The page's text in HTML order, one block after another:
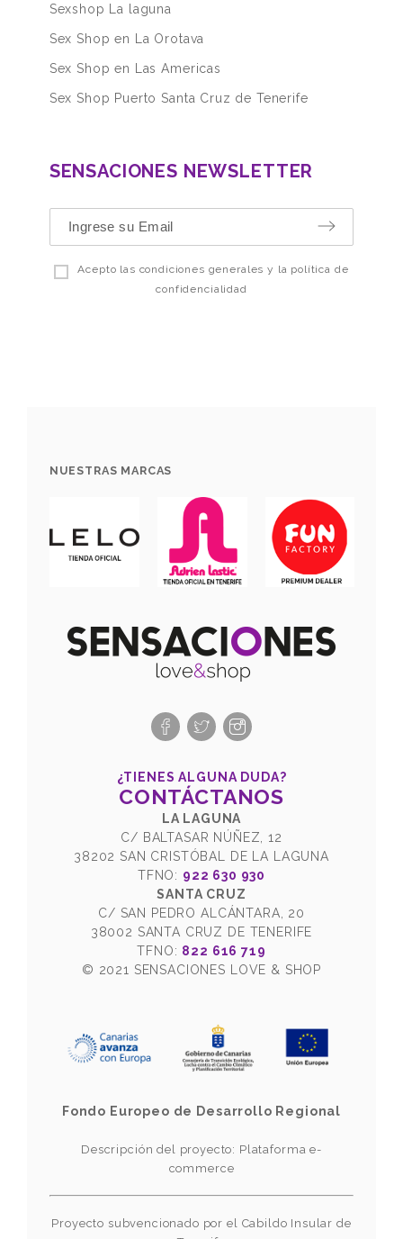
Sexshop La laguna
Sex Shop en La Orotava
Sex Shop en Las Americas
Sex Shop Puerto Santa Cruz de Tenerife
SENSACIONES NEWSLETTER
Acepto las condiciones generales y la política de
confidencialidad
NUESTRAS MARCAS
¿TIENES ALGUNA DUDA?
CONTÁCTANOS
LA LAGUNA
C/ BALTASAR NÚÑEZ, 12
38202 SAN CRISTÓBAL DE LA LAGUNA
TFNO: 922 630 930
SANTA CRUZ
C/ SAN PEDRO ALCÁNTARA, 20
38002 SANTA CRUZ DE TENERIFE
TFNO: 822 616 719
© 2021 SENSACIONES LOVE & SHOP
Fondo Europeo de Desarrollo Regional
Descripción del proyecto: Plataforma e-
commerce
Proyecto subvencionado por el Cabildo Insular de